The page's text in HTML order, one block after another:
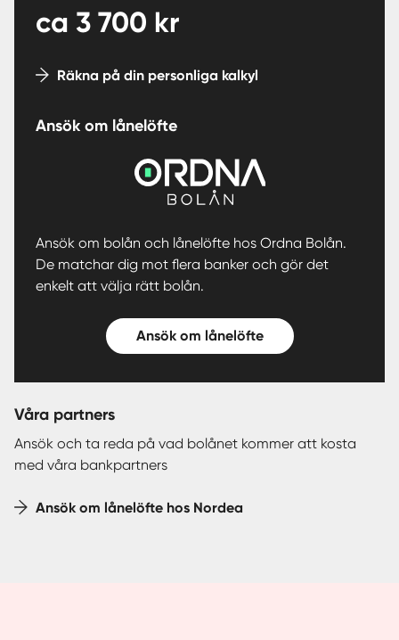
ca 3 700 kr
Räkna på din personliga kalkyl
Ansök om lånelöfte
Ansök om bolån och lånelöfte hos Ordna Bolån.
De matchar dig mot flera banker och gör det
enkelt att välja rätt bolån.
Ansök om lånelöfte
Våra partners
Ansök och ta reda på vad bolånet kommer att kosta
med våra bankpartners
Ansök om lånelöfte hos Nordea